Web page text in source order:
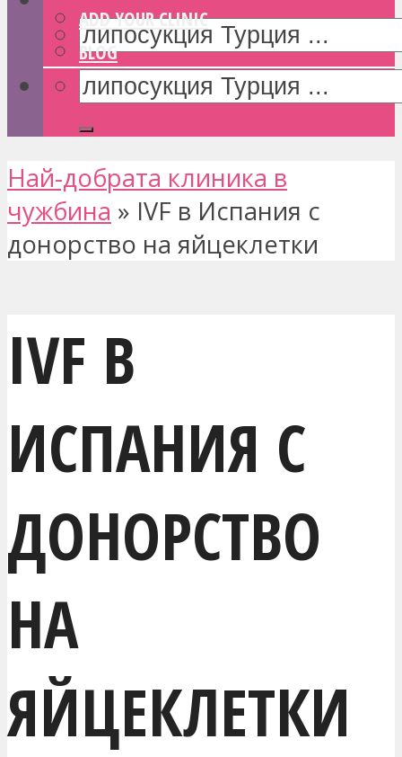
ADD YOUR CLINIC
BLOG
Най-добрата клиника в
чужбина » IVF в Испания с
донорство на яйцеклетки
IVF В
ИСПАНИЯ С
ДОНОРСТВО
НА
ЯЙЦЕКЛЕТКИ